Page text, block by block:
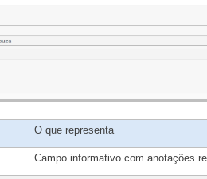
O que representa
Campo informativo com anotações